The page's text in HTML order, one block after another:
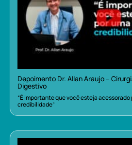
Depoimento Dr. Allan Araujo –
Digestivo
“É importante que você esteja acessorado
credibilidade”